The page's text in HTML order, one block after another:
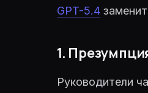
GPT-5.4
1.
Руководители